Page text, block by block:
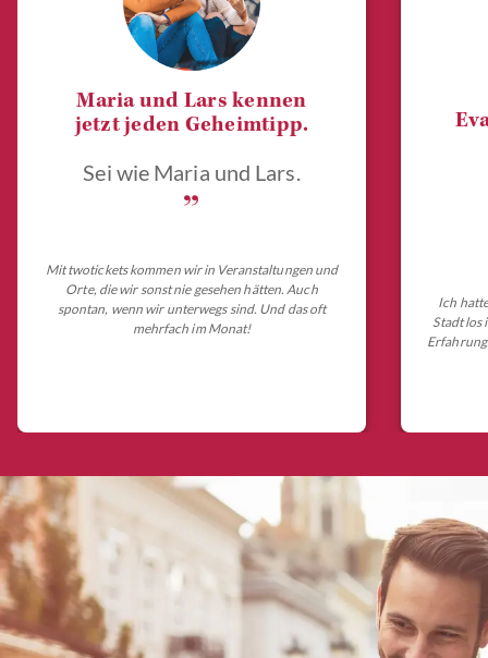
Maria und Lars kennen
jetzt jeden Geheimtipp.
Sei wie Maria und Lars.
„
Mit twotickets kommen wir in Veranstaltungen und
Orte, die wir sonst nie gesehen hätten. Auch
spontan, wenn wir unterwegs sind. Und das oft
mehrfach im Monat!
Ich
Stadt los